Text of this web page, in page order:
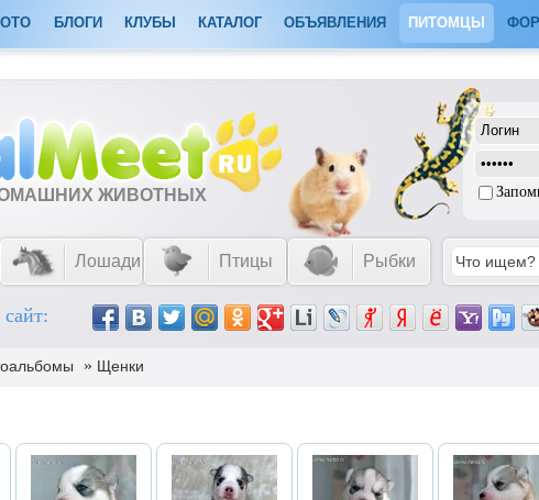
БЛОГИ КЛУБЫ КАТАЛОГ ОБЪЯВЛЕНИЯ ПИТОМЦЫ
ЖИВОТНЫХ
Лошади Птицы Рыбки
» Щенки